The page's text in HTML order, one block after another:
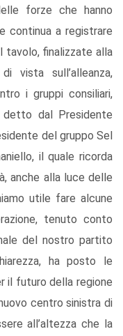
forze che hanno
continua a registrare
tavolo, finalizzate alla
vista sull’alleanza,
i gruppi consiliari,
dal Presidente
del gruppo Sel
il quale ricorda
anche alla luce delle
utile fare alcune
tenuto conto
del nostro partito
ha posto le
il futuro della regione
centro sinistra di
all’altezza che la